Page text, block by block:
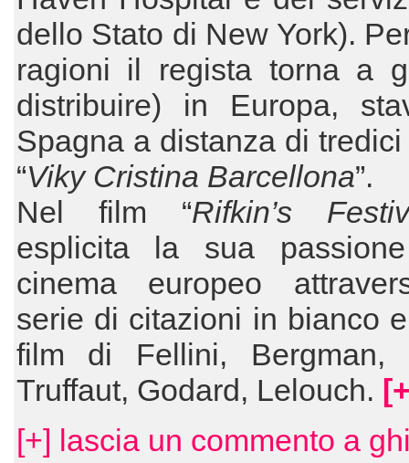
dello Stato di New York).
ragioni il regista torna a
distribuire) in Europa,
Spagna a distanza di
“Viky Cristina Barcellona”.
Nel film “Rifkin’s
esplicita la sua
cinema europeo
serie di citazioni in bianco
film di Fellini, Bergman,
Truffaut, Godard, Lelouch.
[+] lascia un commento a